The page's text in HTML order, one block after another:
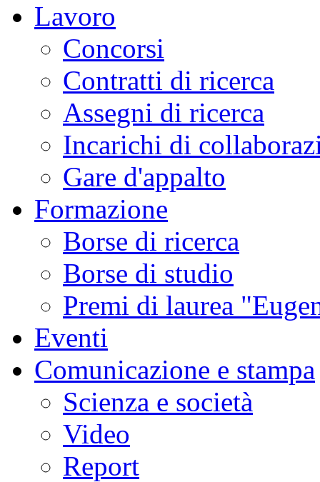
Lavoro
Concorsi
Contratti di ricerca
Assegni di ricerca
Incarichi di
Gare d'appalto
Formazione
Borse di ricerca
Borse di studio
Premi di laurea
Eventi
Comunicazione e stampa
Scienza e società
Video
Report